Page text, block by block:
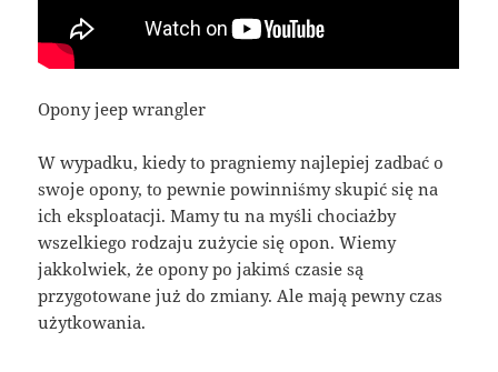
Opony jeep wrangler
W wypadku, kiedy to pragniemy najlepiej zadbać o
swoje opony, to pewnie powinniśmy skupić się na
ich eksploatacji. Mamy tu na myśli chociażby
wszelkiego rodzaju zużycie się opon. Wiemy
jakkolwiek, że opony po jakimś czasie są
przygotowane już do zmiany. Ale mają pewny czas
użytkowania.